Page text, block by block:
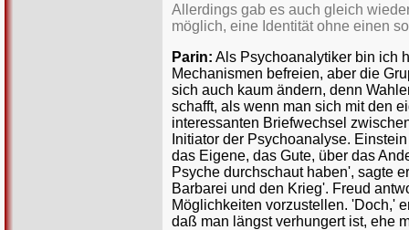
Allerdings gab es auch gleich
möglich, eine Identität ohne einen
Parin: Als Psychoanalytiker bin ich
Mechanismen befreien, aber die
sich auch kaum ändern, denn
schafft, als wenn man sich mit den
interessanten Briefwechsel
Initiator der Psychoanalyse.
das Eigene, das Gute, über das
Psyche durchschaut haben', sagte
Barbarei und den Krieg'. Freud
Möglichkeiten vorzustellen. 'Doch,'
daß man längst verhungert ist, ehe